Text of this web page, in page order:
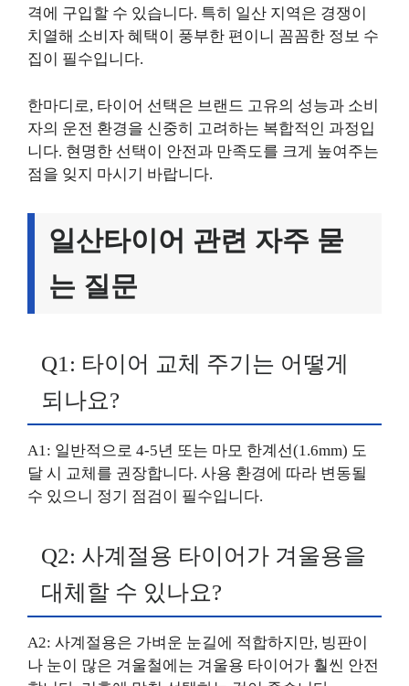
격에 구입할 수 있습니다. 특히 일산 지역은 경쟁이
치열해 소비자 혜택이 풍부한 편이니 꼼꼼한 정보 수
집이 필수입니다.
한마디로, 타이어 선택은 브랜드 고유의 성능과 소비
자의 운전 환경을 신중히 고려하는 복합적인 과정입
니다. 현명한 선택이 안전과 만족도를 크게 높여주는
점을 잊지 마시기 바랍니다.
일산타이어 관련 자주 묻
는 질문
Q1: 타이어 교체 주기는 어떻게
되나요?
A1: 일반적으로 4-5년 또는 마모 한계선(1.6mm) 도
달 시 교체를 권장합니다. 사용 환경에 따라 변동될
수 있으니 정기 점검이 필수입니다.
Q2: 사계절용 타이어가 겨울용을
대체할 수 있나요?
A2: 사계절용은 가벼운 눈길에 적합하지만, 빙판이
나 눈이 많은 겨울철에는 겨울용 타이어가 훨씬 안전